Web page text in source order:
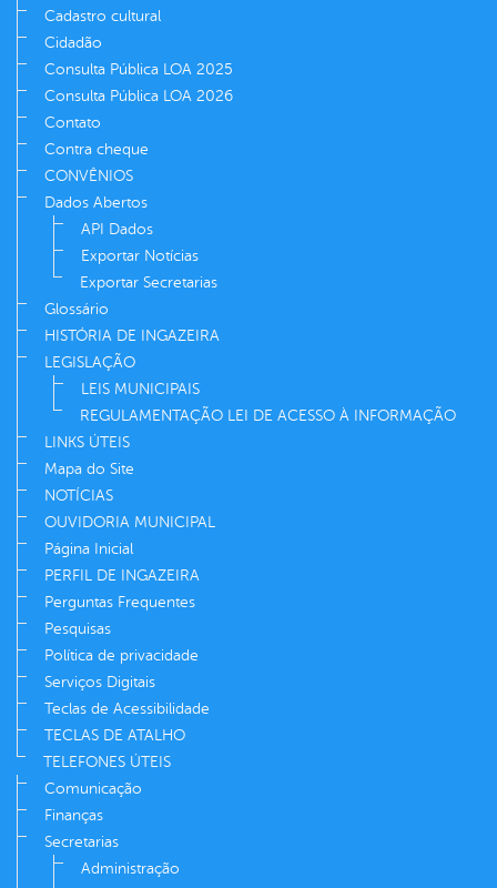
Cadastro cultural
Cidadão
Consulta Pública LOA 2025
Consulta Pública LOA 2026
Contato
Contra cheque
CONVÊNIOS
Dados Abertos
API Dados
Exportar Notícias
Exportar Secretarias
Glossário
HISTÓRIA DE INGAZEIRA
LEGISLAÇÃO
LEIS MUNICIPAIS
REGULAMENTAÇÃO LEI DE ACESSO À INFORMAÇÃO
LINKS ÚTEIS
Mapa do Site
NOTÍCIAS
OUVIDORIA MUNICIPAL
Página Inicial
PERFIL DE INGAZEIRA
Perguntas Frequentes
Pesquisas
Política de privacidade
Serviços Digitais
Teclas de Acessibilidade
TECLAS DE ATALHO
TELEFONES ÚTEIS
Comunicação
Finanças
Secretarias
Administração